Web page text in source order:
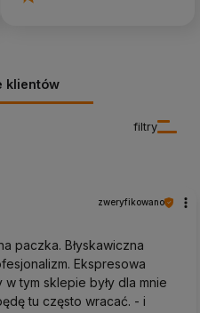
klientów
filtry
zweryfikowano
paczka. Błyskawiczna
Ekspresowa
tym sklepie były dla mnie
tu często wracać. - i